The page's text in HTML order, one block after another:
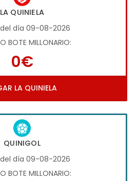
LA QUINIELA
día 09-08-2026
BOTE MILLONARIO:
0€
LA QUINIELA
QUINIGOL
día 09-08-2026
BOTE MILLONARIO: